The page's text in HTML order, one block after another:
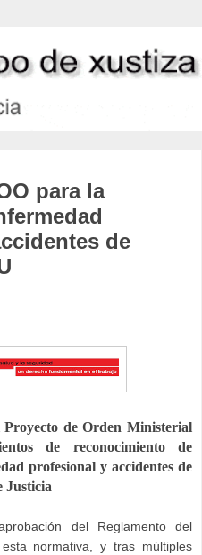
para la
de
Proyecto de Orden Ministerial
de reconocimiento de
profesional y accidentes de
Justicia
del Reglamento del
normativa, y tras múltiples